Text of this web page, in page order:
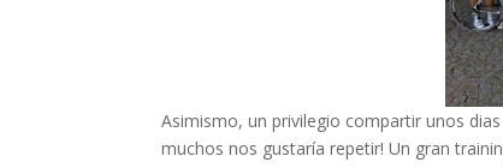
Asimismo, un privilegio compartir unos
muchos nos gustaría repetir! Un gran